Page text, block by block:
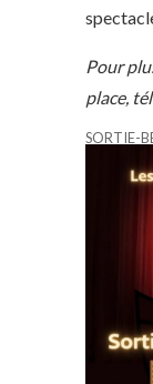
Pour
place,
SORTIE-